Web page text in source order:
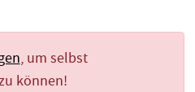
, um selbst
können!